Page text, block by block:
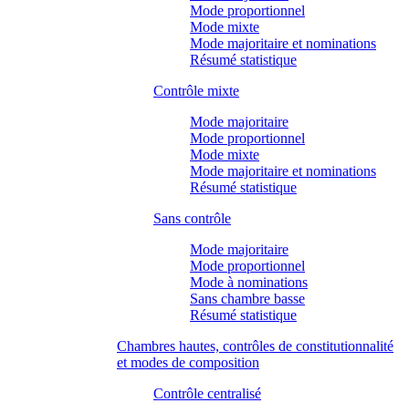
Mode proportionnel
Mode mixte
Mode majoritaire et nominations
Résumé statistique
Contrôle mixte
Mode majoritaire
Mode proportionnel
Mode mixte
Mode majoritaire et nominations
Résumé statistique
Sans contrôle
Mode majoritaire
Mode proportionnel
Mode à nominations
Sans chambre basse
Résumé statistique
Chambres hautes, contrôles de constitutionnalité
et modes de composition
Contrôle centralisé